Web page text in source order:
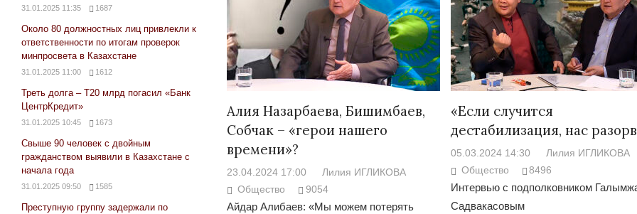
Алия Назарбаева, Бишимбаев,
Собчак – «герои нашего
времени»?
23.04.2024 17:00
Лилия ИГЛИКОВА
Общество
9054
Айдар Алибаев: «Мы можем потерять
«Если случится
дестабилизация, нас
05.03.2024 14:30
Лилия ИГЛИКОВА
Общество
8496
Интервью с подполковником
Садвакасовым
31.01.2025 11:35 1687
Около 80 должностных лиц привлекли к
ответственности по итогам проверок
минпросвета в Казахстане
31.01.2025 11:00 1612
Треть долга – Т20 млрд погасил «Банк
ЦентрКредит»
31.01.2025 10:45 1673
Свыше 90 человек с двойным
гражданством выявили в Казахстане с
начала года
31.01.2025 09:50 1585
Преступную группу задержали по